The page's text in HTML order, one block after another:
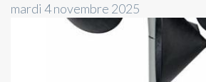
mardi 4 novembre 2025